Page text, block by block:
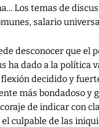
Los temas de
salario
desconocer que el
ha dado a la política
decidido y
más bondadoso y
de indicar con
culpable de las